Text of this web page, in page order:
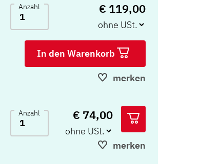
Anzahl € 119,00
In den Warenkorb
merken
Anzahl € 74,00
merken